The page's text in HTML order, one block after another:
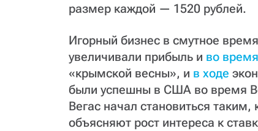
размер каждой — 1520 рублей.
Игорный бизнес в смутное
увеличивали прибыль и во время
«крымской весны», и в ходе
были успешны в США во время
Вегас начал становиться
объясняют рост интереса к